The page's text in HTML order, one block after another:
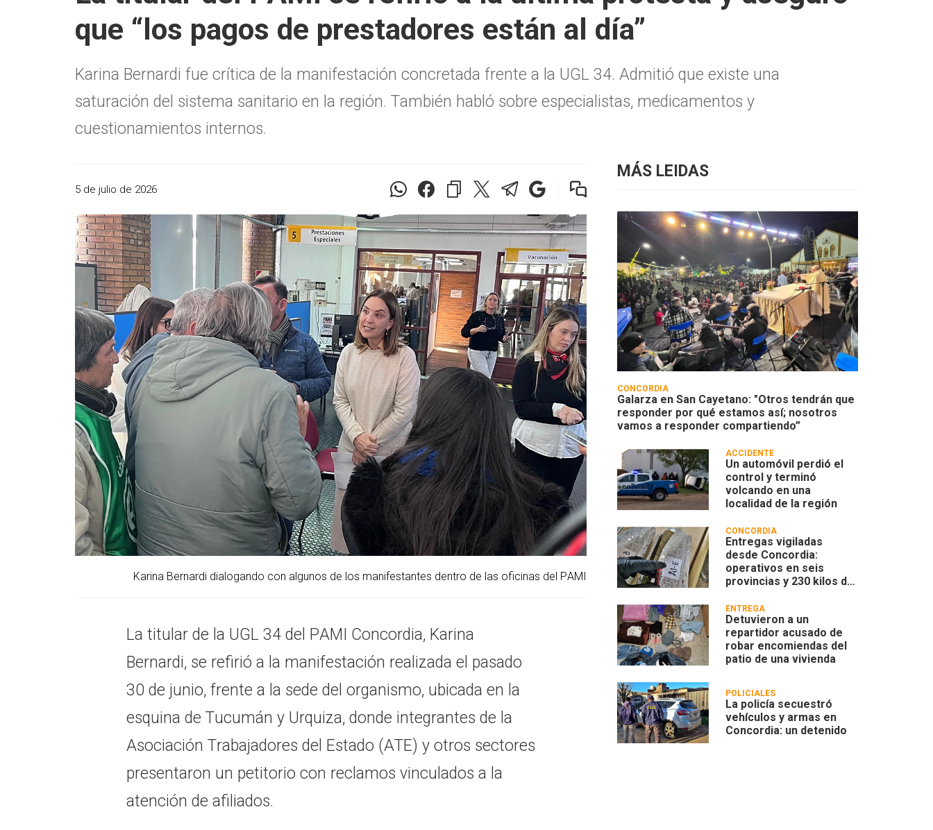
que “los pagos de prestadores están al día”
Karina Bernardi fue crítica de la manifestación concretada frente a la UGL 34. Admitió que existe una
saturación del sistema sanitario en la región. También habló sobre especialistas, medicamentos y
cuestionamientos internos.
5 de julio de 2026
Karina Bernardi dialogando con algunos de los manifestantes dentro de las oficinas del PAMI
La titular de la UGL 34 del PAMI Concordia, Karina
Bernardi, se refirió a la manifestación realizada el pasado
30 de junio, frente a la sede del organismo, ubicada en la
esquina de Tucumán y Urquiza, donde integrantes de la
Asociación Trabajadores del Estado (ATE) y otros sectores
presentaron un petitorio con reclamos vinculados a la
atención de afiliados.
MÁS LEIDAS
CONCORDIA
Galarza en San Cayetano: "Otros tendrán que
responder por qué estamos así; nosotros
vamos a responder compartiendo”
ACCIDENTE
Un automóvil perdió el
control y terminó
volcando en una
localidad de la región
CONCORDIA
Entregas vigiladas
desde Concordia:
operativos en seis
provincias y 230 kilos de
ENTREGA
Detuvieron a un
repartidor acusado de
robar encomiendas del
patio de una vivienda
POLICIALES
La policía secuestró
vehículos y armas en
Concordia: un detenido